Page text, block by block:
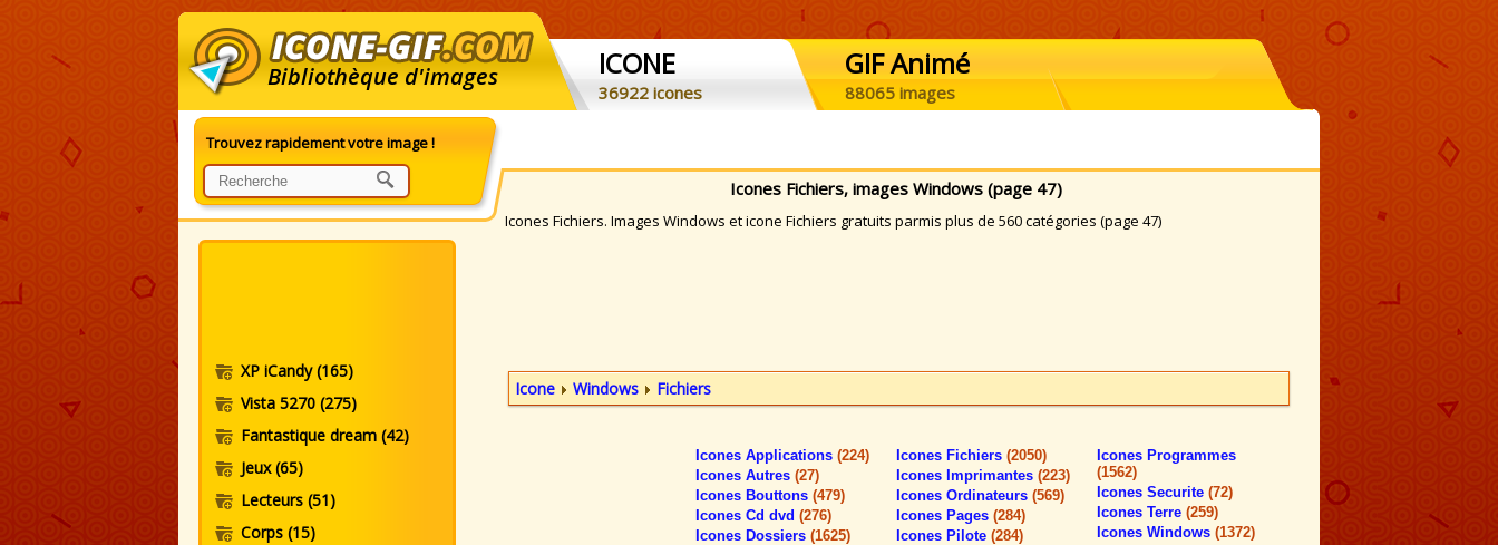
Bibliothèque d'images ICONE
36922 icones
GIF Animé
88065 images
Trouvez rapidement votre image !
XP iCandy(165)
Vista 5270 (275)
Fantastique dream (42)
Jeux(65)
Lecteurs (51)
Corps (15)
Icones Fichiers, images Windows (page 47)
Icones Fichiers. Images Windows et icone Fichiers gratuits parmis plus de 560 catégories (page 47)
Icone Windows Fichiers
Icones Applications (224)
Icones Autres (27)
Icones Bouttons (479)
Icones Cd dvd (276)
Icones Dossiers (1625)
Icones Fichiers (2050)
Icones Imprimantes (223)
Icones Ordinateurs (569)
Icones Pages (284)
Icones Pilote (284)
Icones Programmes
(1562)
Icones Securite (72)
Icones Terre (259)
Icones Windows (1372)